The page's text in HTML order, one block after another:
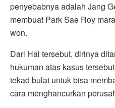
penyebabnya adalah Jang
membuat Park Sae Roy
won.
Dari Hal tersebut, dirinya
hukuman atas kasus
tekad bulat untuk bisa
cara menghancurkan